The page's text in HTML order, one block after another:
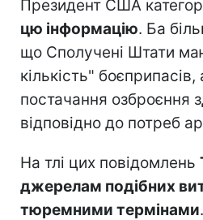
Президент США
цю інформацію. Ба
що Сполучені Штати
кількість"
постачання озброєння
відповідно до потреб
На тлі цих повідомлень
джерелам подібних
тюремними термінами.